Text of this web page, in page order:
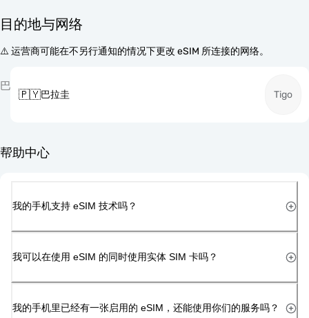
目的地与网络
⚠️ 运营商可能在不另行通知的情况下更改 eSIM 所连接的网络。
巴
🇵🇾巴拉圭 Tigo
帮助中心
我的手机支持 eSIM 技术吗？
我可以在使用 eSIM 的同时使用实体 SIM 卡吗？
我的手机里已经有一张启用的 eSIM，还能使用你们的服务吗？